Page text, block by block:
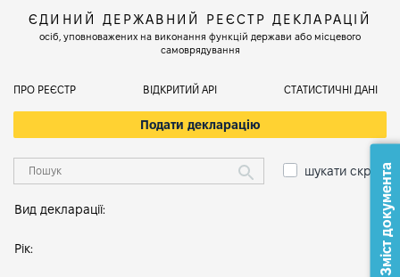
ЄДИНИЙ ДЕРЖАВНИЙ РЕЄСТР ДЕКЛАРАЦІЙ
осіб, уповноважених на виконання функцій держави або місцевого
самоврядування
ПРО РЕЄСТР ВІДКРИТИЙ АРІ СТАТИСТИЧНІ ДАНІ
Подати декларацію
шукати скрізь
Вид декларації:
Рік: Зміст документа